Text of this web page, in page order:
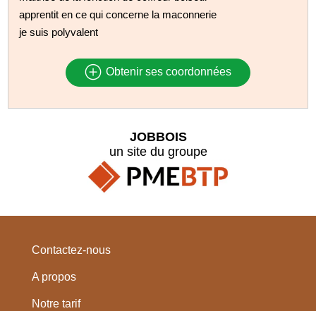
apprentit en ce qui concerne la maconnerie
je suis polyvalent
Obtenir ses coordonnées
JOBBOIS
un site du groupe
Contactez-nous
A propos
Notre tarif